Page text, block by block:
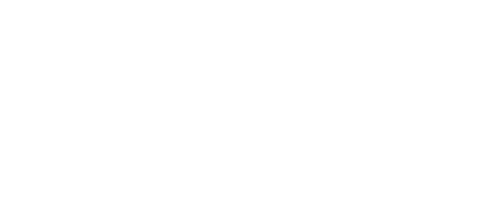
Farbe verleiht. Die Kurkuma-Wurzel ist jedoch